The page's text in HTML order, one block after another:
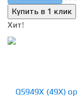
Хит!